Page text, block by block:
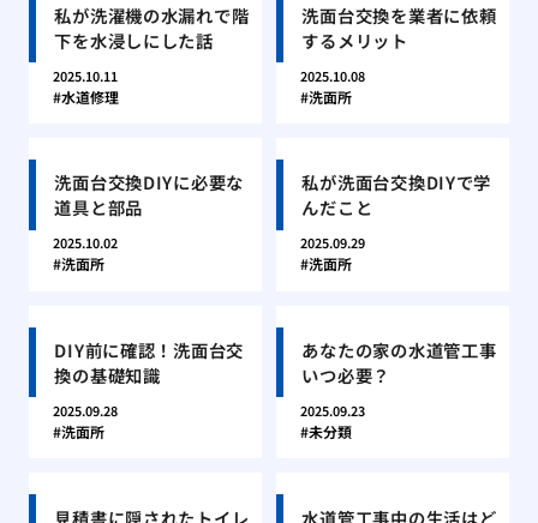
私が洗濯機の水漏れで階
下を水浸しにした話
2025.10.11
水道修理
洗面台交換を業者に依頼
するメリット
2025.10.08
洗面所
洗面台交換DIYに必要な
道具と部品
2025.10.02
洗面所
私が洗面台交換DIYで学
んだこと
2025.09.29
洗面所
DIY前に確認！洗面台交
換の基礎知識
2025.09.28
洗面所
あなたの家の水道管工事
いつ必要？
2025.09.23
未分類
見積書に隠されたトイレ
水道管工事中の生活はど